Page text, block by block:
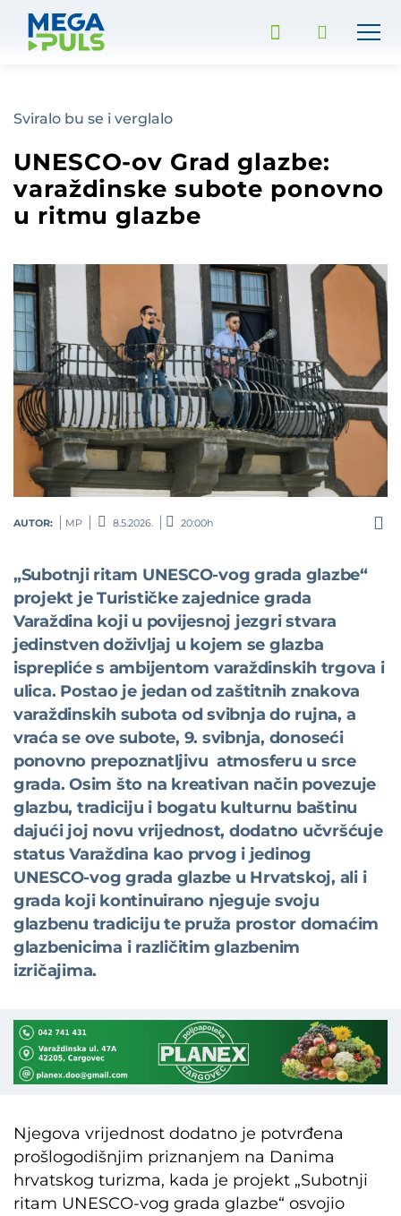
Sviralo bu se i verglalo
UNESCO-ov Grad glazbe:
varaždinske subote ponovno
u ritmu glazbe
AUTOR: MP 8.5.2026. 20:00h
„Subotnji ritam UNESCO-vog grada glazbe“
projekt je Turističke zajednice grada
Varaždina koji u povijesnoj jezgri stvara
jedinstven doživljaj u kojem se glazba
isprepliće s ambijentom varaždinskih trgova i
ulica. Postao je jedan od zaštitnih znakova
varaždinskih subota od svibnja do rujna, a
vraća se ove subote, 9. svibnja, donoseći
ponovno prepoznatljivu atmosferu u srce
grada. Osim što na kreativan način povezuje
glazbu, tradiciju i bogatu kulturnu baštinu
dajući joj novu vrijednost, dodatno učvršćuje
status Varaždina kao prvog i jedinog
UNESCO-vog grada glazbe u Hrvatskoj, ali i
grada koji kontinuirano njeguje svoju
glazbenu tradiciju te pruža prostor domaćim
glazbenicima i različitim glazbenim
izričajima.
Njegova vrijednost dodatno je potvrđena
prošlogodišnjim priznanjem na Danima
hrvatskog turizma, kada je projekt „Subotnji
ritam UNESCO-vog grada glazbe“ osvojio